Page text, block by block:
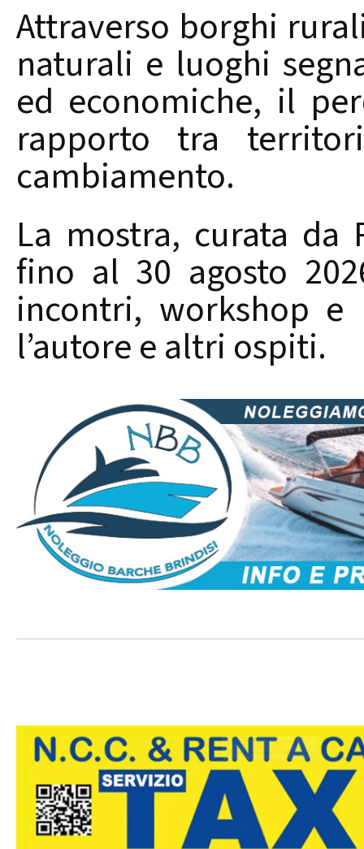
Attraverso borghi
naturali e luoghi
ed economiche, il
rapporto tra
cambiamento.
La mostra, curata da
fino al 30 agosto
incontri, workshop
l’autore e altri ospiti.